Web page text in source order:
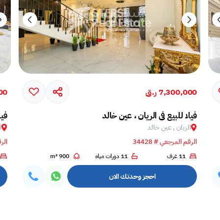
7,300,000 ر.ق
فيلا للبيع في الريان ، عين خالد
الريان , عين خالد
الرقم المرجعي # 34428
11 غرف 11 دورات مياه 900 m²
احجز وحدتك الان